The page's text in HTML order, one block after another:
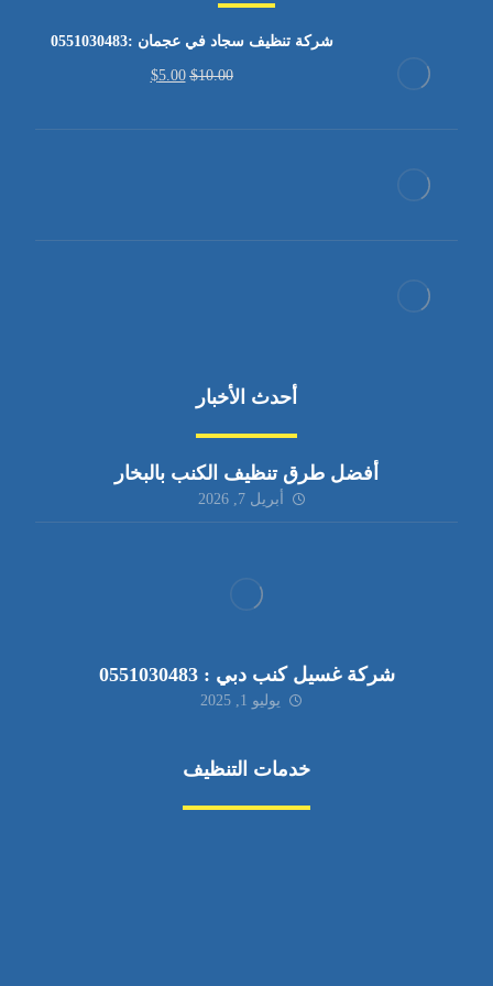
شركة تنظيف سجاد في عجمان :0551030483
$10.00
$5.00
أحدث الأخبار
أفضل طرق تنظيف الكنب بالبخار
أبريل 7, 2026
شركة غسيل كنب دبي : 0551030483
يوليو 1, 2025
خدمات التنظيف